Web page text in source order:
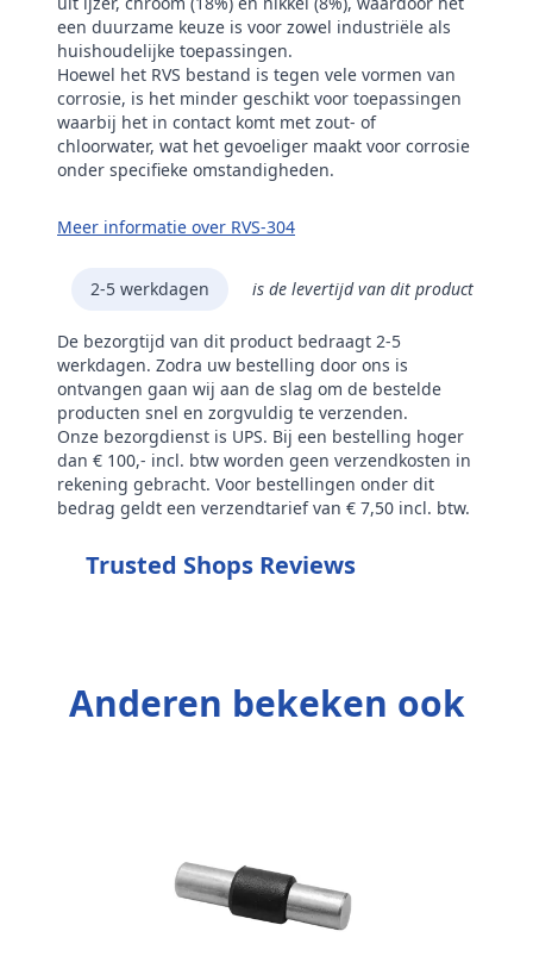
een duurzame keuze is voor zowel industriële als
huishoudelijke toepassingen.
Hoewel het RVS bestand is tegen vele vormen van
corrosie, is het minder geschikt voor toepassingen
waarbij het in contact komt met zout- of
chloorwater, wat het gevoeliger maakt voor corrosie
onder specifieke omstandigheden.
Meer informatie over RVS-304
2-5 werkdagen is de levertijd van dit product
De bezorgtijd van dit product bedraagt 2-5
werkdagen. Zodra uw bestelling door ons is
ontvangen gaan wij aan de slag om de bestelde
producten snel en zorgvuldig te verzenden.
Onze bezorgdienst is UPS. Bij een bestelling hoger
dan € 100,- incl. btw worden geen verzendkosten in
rekening gebracht. Voor bestellingen onder dit
bedrag geldt een verzendtarief van € 7,50 incl. btw.
Trusted Shops Reviews
Anderen bekeken ook